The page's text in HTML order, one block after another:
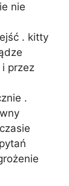
nie
. kitty
i przez
.